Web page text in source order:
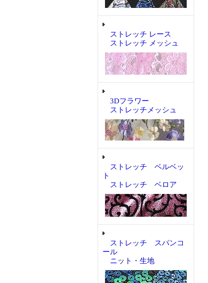
ストレッチ レース
ストレッチ メッシュ
3Dフラワー
ストレッチメッシュ
ストレッチ ベルベッ
ト
ストレッチ ベロア
ストレッチ スパンコ
ール
ニット・生地